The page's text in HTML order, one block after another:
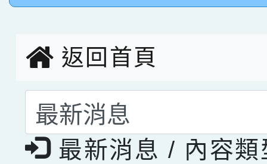
返回首頁
選擇後頁面內容會更
最新消息 / 內容類